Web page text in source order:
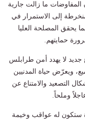
ما زالت جارية
إلى الاستمرار في
يحقق المصلحة العليا
حمايتهم.
جديد لا يهدد أمن طرابلس
ويعرّض حياة المدنيين
التصعيد والامتناع عن
وملحاً.
ستكون له عواقب وخيمة